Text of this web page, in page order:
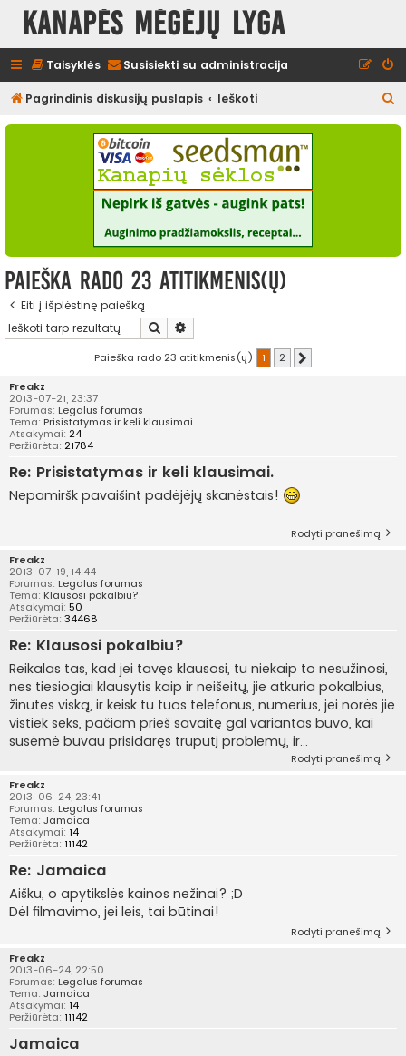
Kanapės mėgėjų lyga
Taisyklės Susisiekti su administracija
Pagrindinis diskusijų puslapis Ieškoti
e
Paieška rado 23 atitikmenis(ų)
Eiti į išplėstinę paiešką
Ieškoti
Paieška rado 23 atitikmenis(ų) 1 2
Freakz
2013-07-21, 23:37
Forumas: Legalus forumas
Tema: Prisistatymas ir keli klausimai.
Atsakymai: 24
Peržiūrėta: 21784
Re: Prisistatymas ir keli klausimai.
Nepamiršk pavaišint padėjėjų skanėstais!
Rodyti pranešimą
Freakz
2013-07-19, 14:44
Forumas: Legalus forumas
Tema: Klausosi pokalbiu?
Atsakymai: 50
Peržiūrėta: 34468
Re: Klausosi pokalbiu?
Reikalas tas, kad jei tavęs klausosi, tu niekaip to nesužinosi,
nes tiesiogiai klausytis kaip ir neišeitų, jie atkuria pokalbius,
žinutes viską, ir keisk tu tuos telefonus, numerius, jei norės jie
vistiek seks, pačiam prieš savaitę gal variantas buvo, kai
susėmė buvau prisidaręs truputį problemų, ir...
Rodyti pranešimą
Freakz
2013-06-24, 23:41
Forumas: Legalus forumas
Tema: Jamaica
Atsakymai: 14
Peržiūrėta: 11142
Re: Jamaica
Aišku, o apytikslės kainos nežinai? ;D
Dėl filmavimo, jei leis, tai būtinai!
Rodyti pranešimą
Freakz
2013-06-24, 22:50
Forumas: Legalus forumas
Tema: Jamaica
Atsakymai: 14
Peržiūrėta: 11142
Jamaica